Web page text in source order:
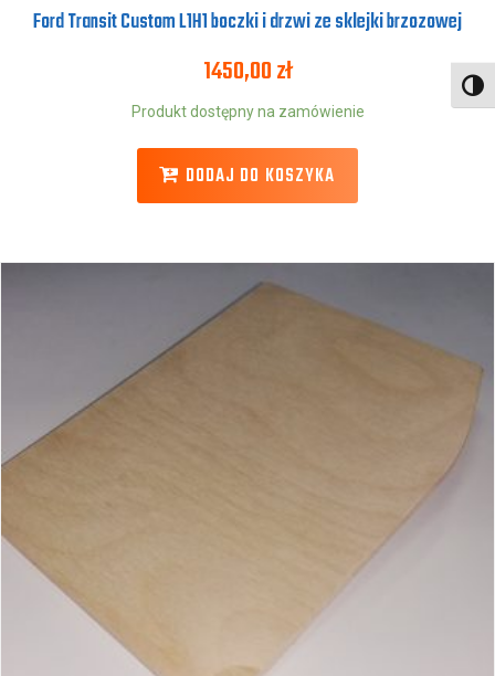
Ford Transit Custom L1H1 boczki i drzwi ze sklejki brzozowej
1450,00zł
Produkt dostępny na zamówienie
DODAJ DO KOSZYKA